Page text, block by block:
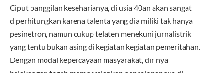
Ciput panggilan keseharianya, di usia 40an akan sangat
diperhitungkan karena talenta yang dia miliki tak hanya
pesinetron, namun cukup telaten menekuni jurnalistrik
yang tentu bukan asing di kegiatan kegiatan pemeritahan.
Dengan modal kepercayaan masyarakat, dirinya